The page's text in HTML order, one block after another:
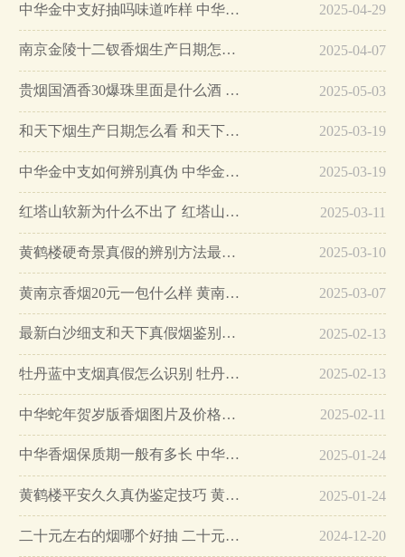
中华金中支好抽吗味道咋样 中华金中支口感特点介绍… 2025-04-29
南京金陵十二钗香烟生产日期怎么看 南京金陵十二钗香烟保质期… 2025-04-07
贵烟国酒香30爆珠里面是什么酒 贵烟国酒香30怎么辨别真假… 2025-05-03
和天下烟生产日期怎么看 和天下烟真假辨别方法六个方面… 2025-03-19
中华金中支如何辨别真伪 中华金中支真假烟鉴别方法… 2025-03-19
红塔山软新为什么不出了 红塔山软新烟停售原因详解… 2025-03-11
黄鹤楼硬奇景真假的辨别方法最简单版… 2025-03-10
黄南京香烟20元一包什么样 黄南京香烟真假鉴别… 2025-03-07
最新白沙细支和天下真假烟鉴别指南… 2025-02-13
牡丹蓝中支烟真假怎么识别 牡丹蓝中支烟真假鉴别带图… 2025-02-13
中华蛇年贺岁版香烟图片及价格大全… 2025-02-11
中华香烟保质期一般有多长 中华香烟保质期在哪里看的… 2025-01-24
黄鹤楼平安久久真伪鉴定技巧 黄鹤楼平安久久二维码在哪里… 2025-01-24
二十元左右的烟哪个好抽 二十元左右的香烟排行榜最新款… 2024-12-20